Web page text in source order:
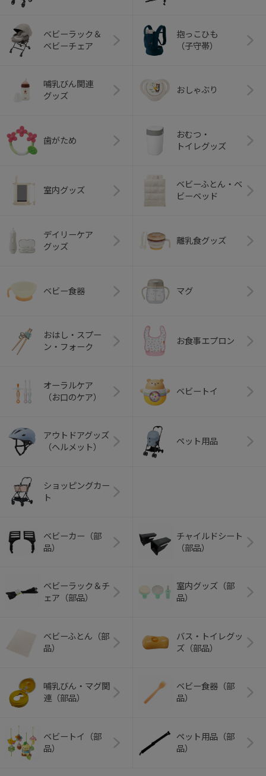
ベビーラック＆
ベビーチェア
抱っこひも
（子守帯）
哺乳びん関連
グッズ
おしゃぶり
歯がため
おむつ・
トイレグッズ
室内グッズ
ベビーふとん・ベ
ビーベッド
デイリーケア
グッズ
離乳食グッズ
ベビー食器 マグ
おはし・スプー
ン・フォーク
お食事エプロン
オーラルケア
（お口のケア）
ベビートイ
アウトドアグッズ
（ヘルメット）
ペット用品
ショッピングカー
ト
ベビーカー（部
品）
チャイルドシート
（部品）
ベビーラック＆チ
ェア（部品）
室内グッズ（部
品）
ベビーふとん（部
品）
バス・トイレグッ
ズ（部品）
哺乳びん・マグ関
連（部品）
ベビー食器（部
品）
ベビートイ（部
品）
ペット用品（部
品）